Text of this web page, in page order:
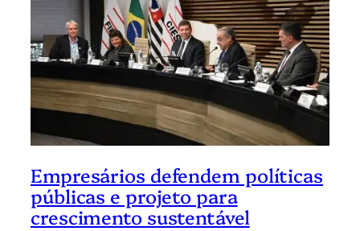
Empresários defendem políticas
públicas e projeto para
crescimento sustentável